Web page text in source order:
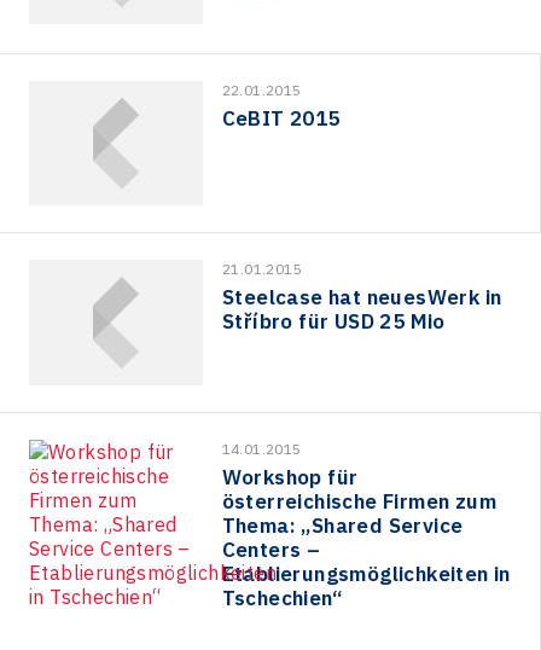
22.01.2015
CeBIT 2015
21.01.2015
Steelcase hat neuesWerk in
Stříbro für USD 25 Mio
14.01.2015
Workshop für
österreichische Firmen zum
Thema: „Shared Service
Centers –
Etablierungsmöglichkeiten in
Tschechien“